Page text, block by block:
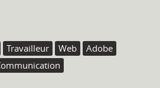
Travailleur Web
Adobe